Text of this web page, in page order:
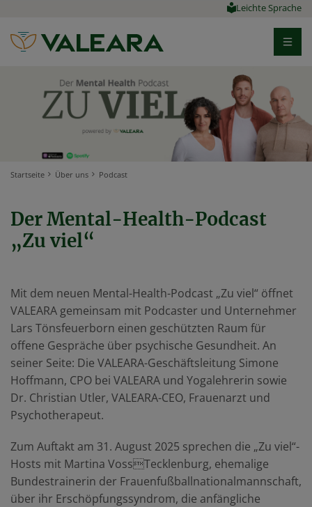
Leichte Sprache
Startseite Über uns Podcast
Der Mental-Health-Podcast
„Zu viel“
Mit dem neuen Mental-Health-Podcast „Zu viel“ öffnet
VALEARA gemeinsam mit Podcaster und Unternehmer
Lars Tönsfeuerborn einen geschützten Raum für
offene Gespräche über psychische Gesundheit. An
seiner Seite: Die VALEARA-Geschäftsleitung Simone
Hoffmann, CPO bei VALEARA und Yogalehrerin sowie
Dr. Christian Utler, VALEARA-CEO, Frauenarzt und
Psychotherapeut.
Zum Auftakt am 31. August 2025 sprechen die „Zu viel“-
Hosts mit Martina VossTecklenburg, ehemalige
Bundestrainerin der Frauenfußballnationalmannschaft,
über ihr Erschöpfungssyndrom, die anfängliche